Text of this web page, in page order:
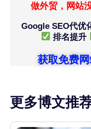
做外贸，网站
Google SEO代优
排名提升
获取免费
更多博文推